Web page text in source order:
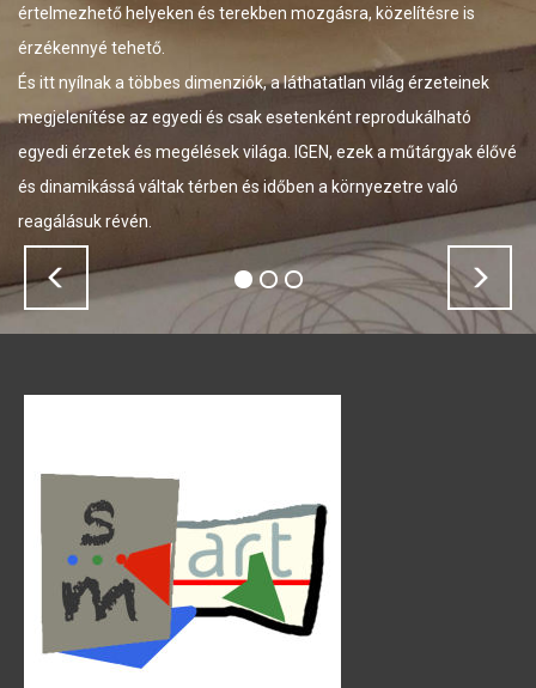
terekben mozgásra, közelítésre is
a láthatatlan világ érzeteinek
és csak esetenként reprodukálható
világa. IGEN, ezek a műtárgyak élővé
és időben a környezetre való
mely így sosem
mozgás és TE.
egy nézetet hagytak
létét, a helyét a
te kezedben és a
tehetsz vele, amit
okosan S’artMart-
Previous